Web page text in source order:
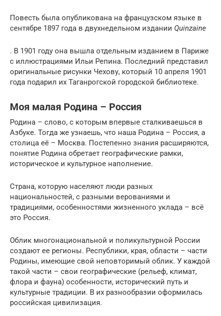
Повесть была опубликована на французском языке в
сентябре 1897 года в двухнедельном издании Quinzaine
. В 1901 году она вышла отдельным изданием в Париже
с иллюстрациями Ильи Репина. Последний представил
оригинальные рисунки Чехову, который 10 апреля 1901
года подарил их Таганрогской городской библиотеке.
Моя малая Родина – Россия
Родина – слово, с которым впервые сталкиваешься в
Азбуке. Тогда же узнаешь, что наша Родина – Россия, а
столица её – Москва. Постепенно знания расширяются,
понятие Родина обретает географические рамки,
историческое и культурное наполнение.
Страна, которую населяют люди разных
национальностей, с разными верованиями и
традициями, особенностями жизненного уклада – всё
это Россия.
Облик многонациональной и поликультурной России
создают ее регионы. Республики, края, области – части
Родины, имеющие свой неповторимый облик. У каждой
такой части – свои географические (рельеф, климат,
флора и фауна) особенности, исторический путь и
культурные традиции. В их разнообразии оформилась
российская цивилизация.